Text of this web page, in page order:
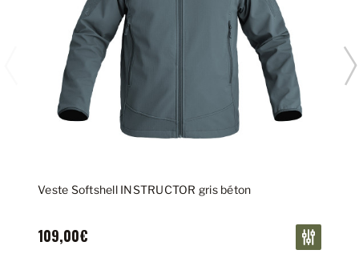
Veste Softshell INSTRUCTOR gris béton
109,00€